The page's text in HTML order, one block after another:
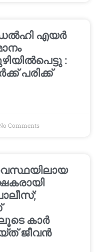
ഡൽഹി എയര്‍
:
പരിക്ക്
Comments
കാർ
ജീവൻ